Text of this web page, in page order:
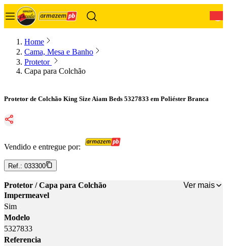
Home
Cama, Mesa e Banho
Protetor
Capa para Colchão
Protetor de Colchão King Size Aiam Beds 5327833 em Poliéster Branca
Vendido e entregue por:
Ref.: 033300
Protetor / Capa para Colchão
Ver mais
Impermeavel
Sim
Modelo
5327833
Referencia